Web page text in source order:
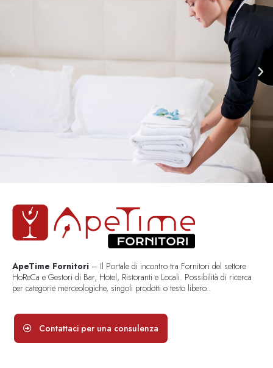
ApeTime Fornitori – Il Portale di incontro tra Fornitori del settore
HoReCa e Gestori di Bar, Hotel, Ristoranti e Locali. Possibilità di ricerca
per categorie merceologiche, singoli prodotti o testo libero..
Contattaci per una consulenza